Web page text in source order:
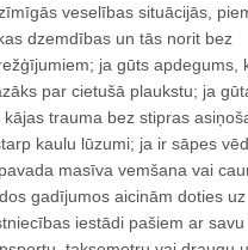
veselības situācijās,
dzemdības un tās norit bez
ja gūts apdegums,
par cietušā plaukstu; ja
kājas trauma bez stipras
kaulu lūzumi; ja ir sāpes
masīva vemšana vai
gadījumos aicinām doties uz
iestādi pašiem ar savu